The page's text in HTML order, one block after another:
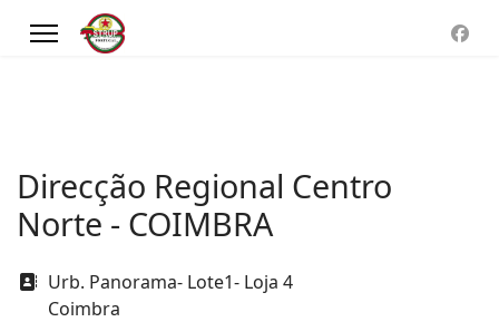
Direcção Regional Centro
Norte - COIMBRA
Morada
Urb. Panorama- Lote1- Loja 4
Coimbra